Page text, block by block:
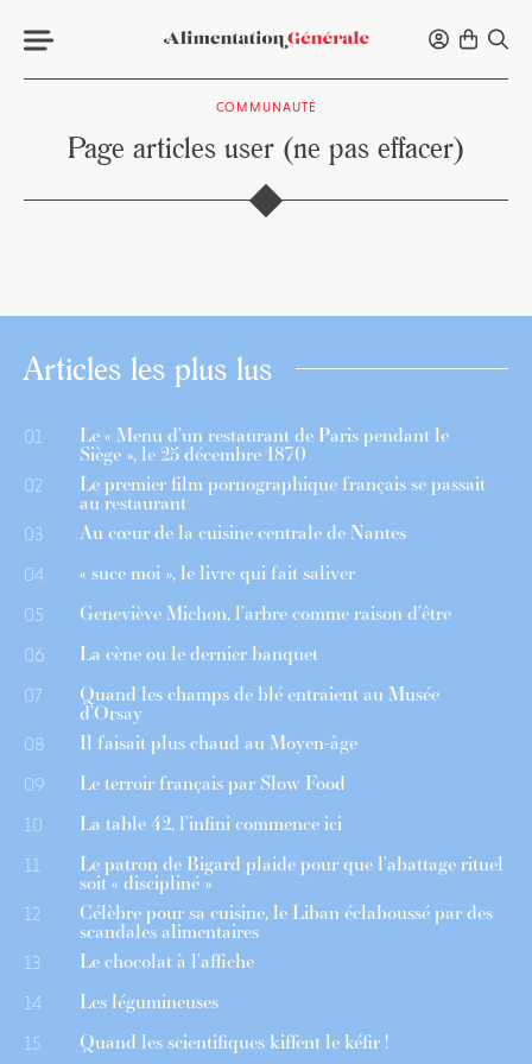
COMMUNAUTÉ
Page articles user (ne pas effacer)
Articles les plus lus
01 Le « Menu d’un restaurant de Paris pendant le
Siège », le 25 décembre 1870
02 Le premier film pornographique français se passait
au restaurant
03 Au cœur de la cuisine centrale de Nantes
04 « suce moi », le livre qui fait saliver
05 Geneviève Michon, l’arbre comme raison d’être
06 La cène ou le dernier banquet
07 Quand les champs de blé entraient au Musée
d’Orsay
08 Il faisait plus chaud au Moyen-âge
09 Le terroir français par Slow Food
10 La table 42, l’infini commence ici
11 Le patron de Bigard plaide pour que l’abattage rituel
soit « discipliné »
12 Célèbre pour sa cuisine, le Liban éclaboussé par des
scandales alimentaires
13 Le chocolat à l’affiche
14 Les légumineuses
15 Quand les scientifiques kiffent le kéfir !